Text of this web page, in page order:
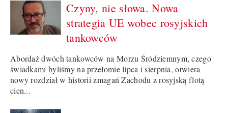
Czyny, nie słowa. Nowa
strategia UE wobec rosyjskich
tankowców
Abordaż dwóch tankowców na Morzu Śródziemnym, czego
świadkami byliśmy na przełomie lipca i sierpnia, otwiera
nowy rozdział w historii zmagań Zachodu z rosyjską flotą
cien...